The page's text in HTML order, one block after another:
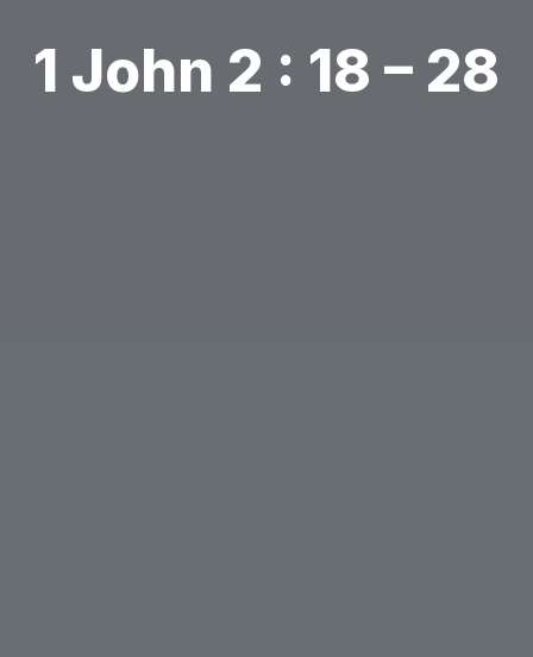
1 John 2 : 18 – 28